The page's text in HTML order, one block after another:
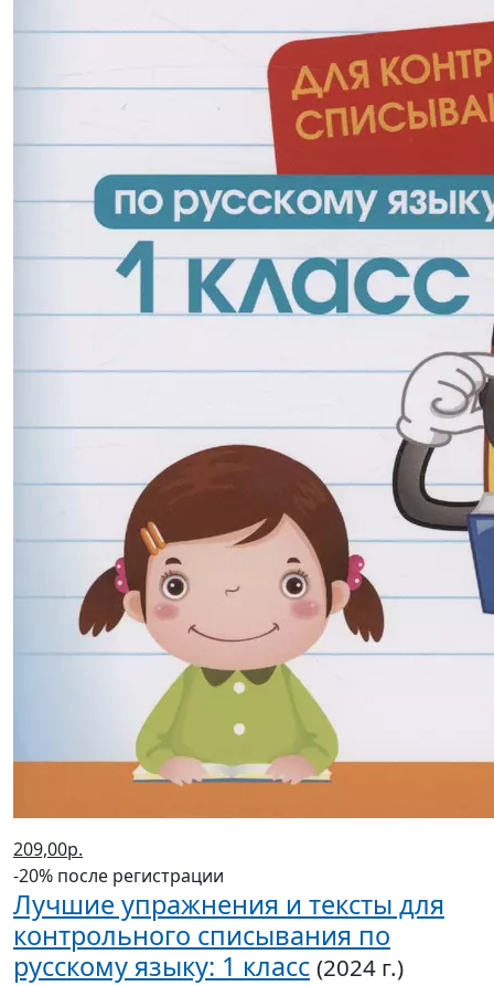
209,00р.
-20% после регистрации
Лучшие упражнения и тексты для
контрольного списывания по
русскому языку: 1 класс (2024 г.)